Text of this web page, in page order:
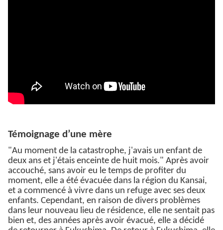
Témoignage d’une mère
"Au moment de la catastrophe, j'avais un enfant de
deux ans et j'étais enceinte de huit mois." Après avoir
accouché, sans avoir eu le temps de profiter du
moment, elle a été évacuée dans la région du Kansai,
et a commencé à vivre dans un refuge avec ses deux
enfants. Cependant, en raison de divers problèmes
dans leur nouveau lieu de résidence, elle ne sentait pas
bien et, des années après avoir évacué, elle a décidé